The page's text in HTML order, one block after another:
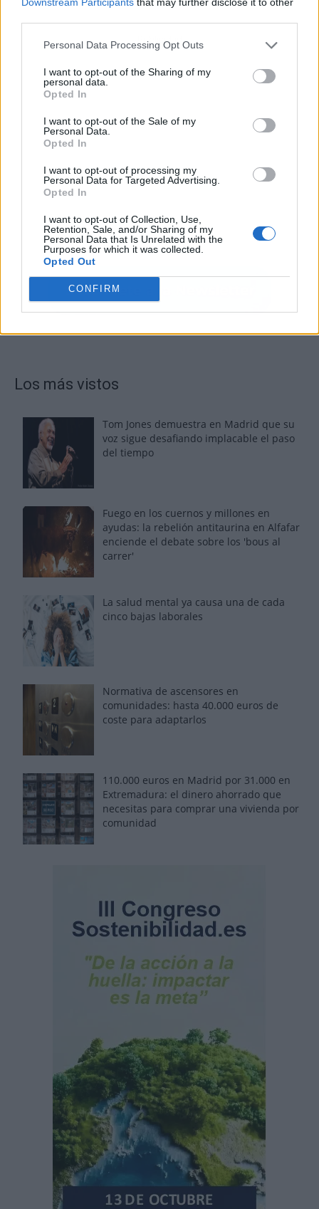
Personal Data Processing Opt Outs
I want to opt-out of the Sharing of my
personal data.
Opted In
I want to opt-out of the Sale of my
Personal Data.
Opted In
I want to opt-out of processing my
Personal Data for Targeted Advertising.
Opted In
I want to opt-out of Collection, Use,
Retention, Sale, and/or Sharing of my
Personal Data that Is Unrelated with the
Purposes for which it was collected.
Opted Out
CONFIRM
Publicidad
Los más vistos
Tom Jones demuestra en Madrid que su
voz sigue desafiando implacable el paso
del tiempo
Fuego en los cuernos y millones en
ayudas: la rebelión antitaurina en Alfafar
enciende el debate sobre los 'bous al
carrer'
La salud mental ya causa una de cada
cinco bajas laborales
Normativa de ascensores en
comunidades: hasta 40.000 euros de
coste para adaptarlos
110.000 euros en Madrid por 31.000 en
Extremadura: el dinero ahorrado que
necesitas para comprar una vivienda por
comunidad